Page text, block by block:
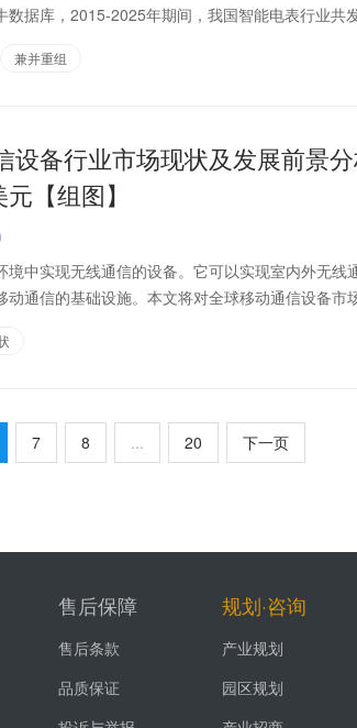
数据库，2015-2025年期间，我国智能电表行业共
兼并重组
设备行业市场现状及发展前景
【组图】
中实现无线通信的设备。它可以实现室内外无线
通信的基础设施。本文将对全球移动通信设备市
7 8 ... 20 下一页
售后保障
售后条款
品质保证
规划·咨询
产业规划
园区规划